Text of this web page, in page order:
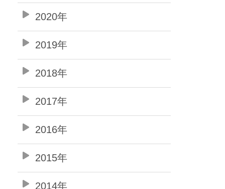
2020年
2019年
2018年
2017年
2016年
2015年
2014年